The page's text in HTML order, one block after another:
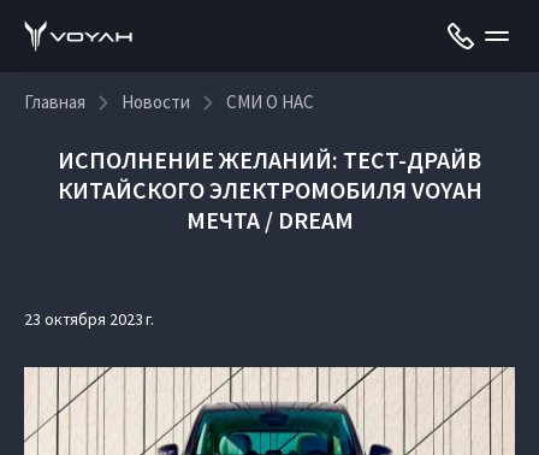
Главная Новости СМИ О НАС
ИСПОЛНЕНИЕ ЖЕЛАНИЙ: ТЕСТ-ДРАЙВ
КИТАЙСКОГО ЭЛЕКТРОМОБИЛЯ VOYAH
МЕЧТА / DREAM
23 октября 2023 г.